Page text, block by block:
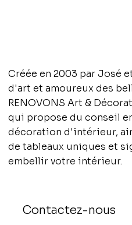
Créée en 2003 par José
d'art et amoureux des
RENOVONS Art &
qui propose du conseil
décoration d'intérieur,
de tableaux uniques et
embellir votre intérieur.